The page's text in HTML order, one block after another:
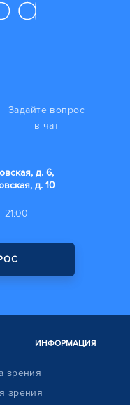
Задайте вопрос
в чат
д. 6,
д. 10
ИНФОРМАЦИЯ
зрения
зрения